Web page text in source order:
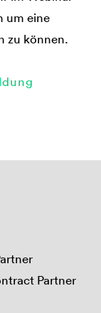
um eine
zu können.
Partner